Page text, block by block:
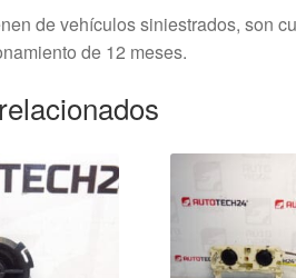
de vehículos siniestrados, son
de 12 meses.